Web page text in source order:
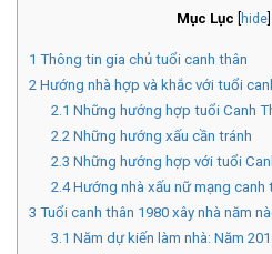
Mục Lục hide]
1 Thông tin gia chủ tuổi canh thân
2 Hướng nhà hợp và khắc với tuổi
2.1 Những hướng hợp tuổi Canh
2.2Những hướng xấu cần tránh
2.3 Những hướng hợp với tuổi
2.4Hướng nhà xấu nữ mạng canh
3 Tuổi canh thân 1980 xây nhà năm
3.1 Năm dự kiến làm nhà: Năm